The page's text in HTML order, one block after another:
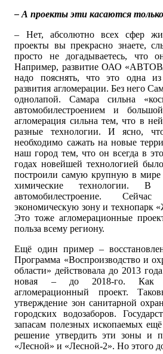
– А проекты эти касаются
– Нет, абсолютно всех сфер
проекты вы прекрасно знаете,
просто не догадываетесь, что
Например, развитие ОАО
надо пояснять, что это одна
развития агломерации. Без него
однолапой. Самара сильна
автомобилестроением и
агломерация сильна тем, что в
разные технологии. И ясно,
необходимо сажать на новые
наш город тем, что он всегда в
годах новейшей технологией
построили самую крупную в
химические технологии.
автомобилестроение.
экономическую зону и технопарк
Это тоже агломерационные
польза всему региону.
Ещё один пример –
Программа «Воспроизводство и
области» действовала до 2013
новая – до 2018-го. Как
агломерационный проект.
утверждение зон санитарной
городских водозаборов.
запасам полезных ископаемых
решение утвердить эти зоны и
«Лесной» и «Лесной-2». Но этого